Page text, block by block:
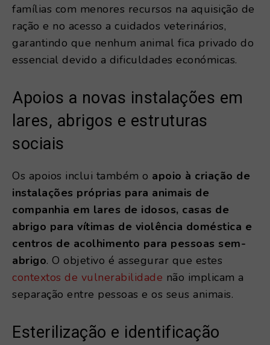
famílias com menores recursos na aquisição de
ração e no acesso a cuidados veterinários,
garantindo que nenhum animal fica privado do
essencial devido a dificuldades económicas.
Apoios a novas instalações em
lares, abrigos e estruturas
sociais
Os apoios inclui também o apoio à criação de
instalações próprias para animais de
companhia em lares de idosos, casas de
abrigo para vítimas de violência doméstica e
centros de acolhimento para pessoas sem-
abrigo. O objetivo é assegurar que estes
contextos de vulnerabilidade não implicam a
separação entre pessoas e os seus animais.
Esterilização e identificação